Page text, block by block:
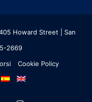
Howard Street | San
2669
Cookie Policy